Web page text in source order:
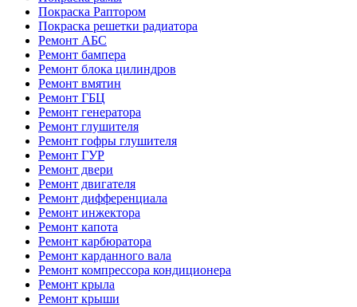
Покраска Раптором
Покраска решетки радиатора
Ремонт АБС
Ремонт бампера
Ремонт блока цилиндров
Ремонт вмятин
Ремонт ГБЦ
Ремонт генератора
Ремонт глушителя
Ремонт гофры глушителя
Ремонт ГУР
Ремонт двери
Ремонт двигателя
Ремонт дифференциала
Ремонт инжектора
Ремонт капота
Ремонт карбюратора
Ремонт карданного вала
Ремонт компрессора кондиционера
Ремонт крыла
Ремонт крыши